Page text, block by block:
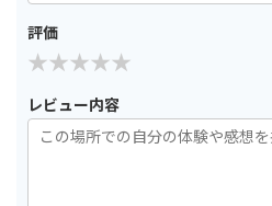
評価
レビュー内容